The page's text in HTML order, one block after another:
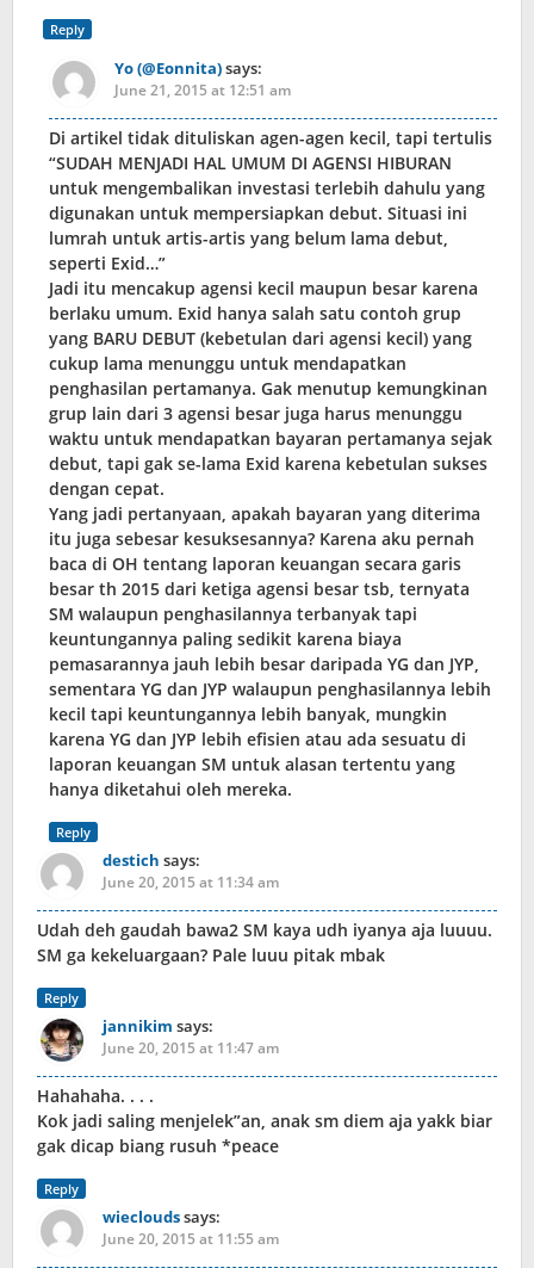
Reply
Yo (@Eonnita)says:
June 21, 2015 at 12:51 am
Di artikel tidak dituliskan agen-agen kecil, tapi tertulis
“SUDAH MENJADI HAL UMUM DI AGENSI HIBURAN
untuk mengembalikan investasi terlebih dahulu yang
digunakan untuk mempersiapkan debut. Situasi ini
lumrah untuk artis-artis yang belum lama debut,
seperti Exid…”
Jadi itu mencakup agensi kecil maupun besar karena
berlaku umum. Exid hanya salah satu contoh grup
yang BARU DEBUT (kebetulan dari agensi kecil) yang
cukup lama menunggu untuk mendapatkan
penghasilan pertamanya. Gak menutup kemungkinan
grup lain dari 3 agensi besar juga harus menunggu
waktu untuk mendapatkan bayaran pertamanya sejak
debut, tapi gak se-lama Exid karena kebetulan sukses
dengan cepat.
Yang jadi pertanyaan, apakah bayaran yang diterima
itu juga sebesar kesuksesannya? Karena aku pernah
baca di OH tentang laporan keuangan secara garis
besar th 2015 dari ketiga agensi besar tsb, ternyata
SM walaupun penghasilannya terbanyak tapi
keuntungannya paling sedikit karena biaya
pemasarannya jauh lebih besar daripada YG dan JYP,
sementara YG dan JYP walaupun penghasilannya lebih
kecil tapi keuntungannya lebih banyak, mungkin
karena YG dan JYP lebih efisien atau ada sesuatu di
laporan keuangan SM untuk alasan tertentu yang
hanya diketahui oleh mereka.
Reply
destich says:
June 20, 2015 at 11:34 am
Udah deh gaudah bawa2 SM kaya udh iyanya aja luuuu.
SM ga kekeluargaan? Pale luuu pitak mbak
Reply
jannikim says:
June 20, 2015 at 11:47 am
Hahahaha. . . .
Kok jadi saling menjelek”an, anak sm diem aja yakk biar
gak dicap biang rusuh *peace
Reply
wiecloudssays:
June 20, 2015 at 11:55 am